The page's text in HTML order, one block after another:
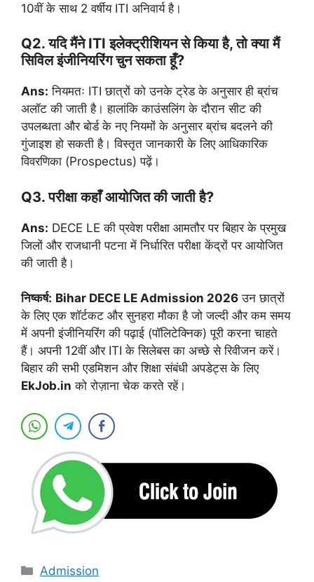
10वीं के साथ 2 वर्षीय ITI अनिवार्य है।
Q2. यदि मैंने ITI इलेक्ट्रीशियन से किया है, तो क्या मैं
सिविल इंजीनियरिंग चुन सकता हूँ?
Ans: नियमतः ITI छात्रों को उनके ट्रेड के अनुसार ही ब्रांच
अलॉट की जाती है। हालांकि काउंसलिंग के दौरान सीट की
उपलब्धता और बोर्ड के नए नियमों के अनुसार ब्रांच बदलने की
गुंजाइश हो सकती है। विस्तृत जानकारी के लिए आधिकारिक
विवरणिका (Prospectus) पढ़ें।
Q3. परीक्षा कहाँ आयोजित की जाती है?
Ans: DECE LE की प्रवेश परीक्षा आमतौर पर बिहार के प्रमुख
जिलों और राजधानी पटना में निर्धारित परीक्षा केंद्रों पर आयोजित
की जाती है।
निष्कर्ष: Bihar DECE LE Admission 2026 उन छात्रों
के लिए एक शॉर्टकट और सुनहरा मौका है जो जल्दी और कम समय
में अपनी इंजीनियरिंग की पढ़ाई (पॉलिटेक्निक) पूरी करना चाहते
हैं। अपनी 12वीं और ITI के सिलेबस का अच्छे से रिवीजन करें।
बिहार की सभी एडमिशन और शिक्षा संबंधी अपडेट्स के लिए
EkJob.in को रोज़ाना चेक करते रहें।
Categories
Admission